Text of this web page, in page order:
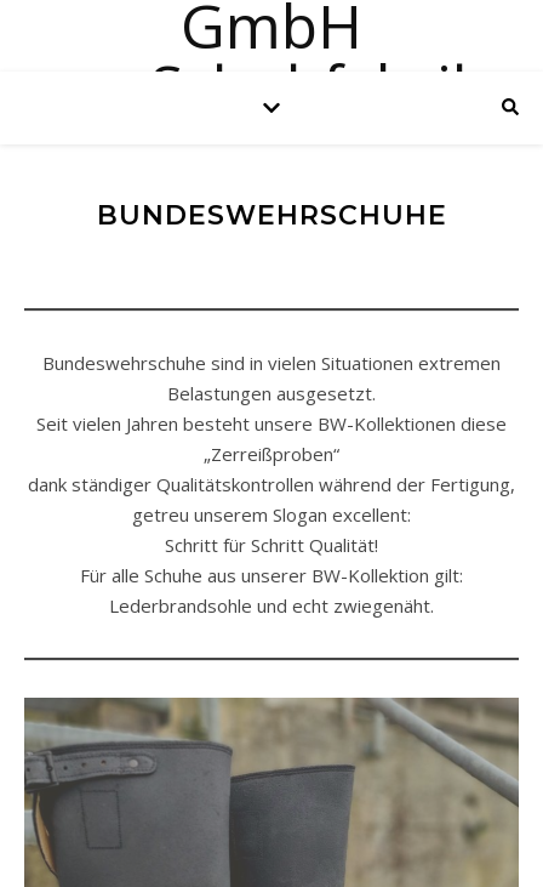
BUNDESWEHRSCHUHE
Bundeswehrschuhe sind in vielen Situationen extremen
Belastungen ausgesetzt.
Seit vielen Jahren besteht unsere BW-Kollektionen diese
„Zerreißproben“
dank ständiger Qualitätskontrollen während der Fertigung,
getreu unserem Slogan excellent:
Schritt für Schritt Qualität!
Für alle Schuhe aus unserer BW-Kollektion gilt:
Lederbrandsohle und echt zwiegenäht.